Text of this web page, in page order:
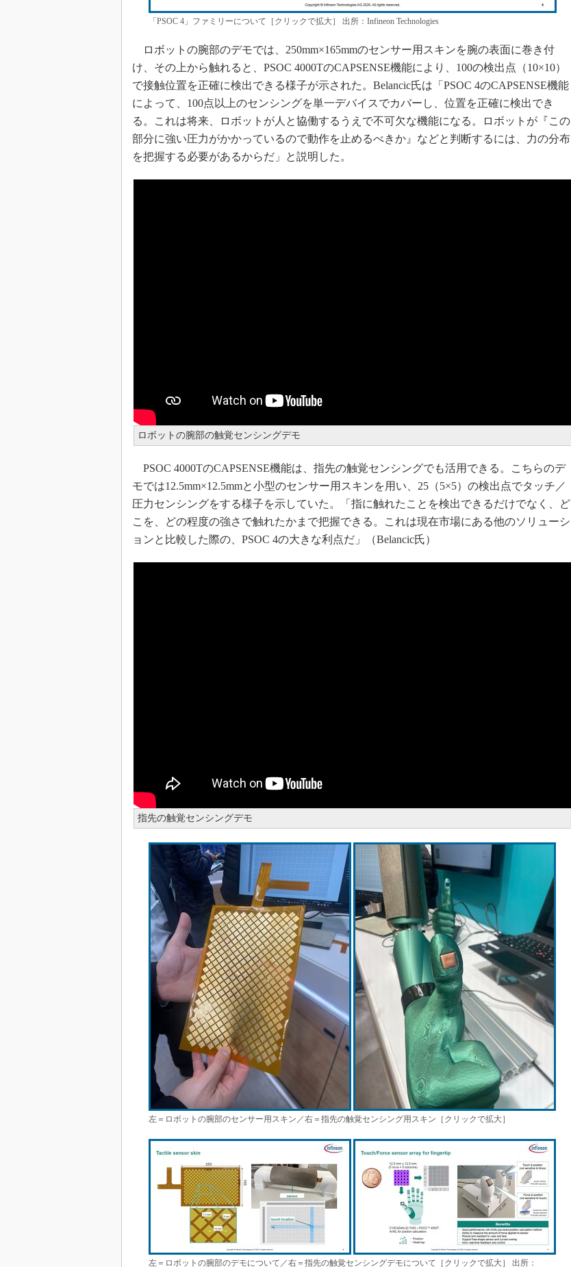
「PSOC 4」ファミリーについて［クリックで拡大］ 出所：Infineon Technologies
ロボットの腕部のデモでは、250mm×165mmのセンサー用スキンを腕の表面に巻き付
け、その上から触れると、PSOC 4000TのCAPSENSE機能により、100の検出点（10×10）
で接触位置を正確に検出できる様子が示された。Belancic氏は「PSOC 4のCAPSENSE機能
によって、100点以上のセンシングを単一デバイスでカバーし、位置を正確に検出でき
る。これは将来、ロボットが人と協働するうえで不可欠な機能になる。ロボットが『この
部分に強い圧力がかかっているので動作を止めるべきか』などと判断するには、力の分布
を把握する必要があるからだ」と説明した。
ロボットの腕部の触覚センシングデモ
PSOC 4000TのCAPSENSE機能は、指先の触覚センシングでも活用できる。こちらのデ
モでは12.5mm×12.5mmと小型のセンサー用スキンを用い、25（5×5）の検出点でタッチ／
圧力センシングをする様子を示していた。「指に触れたことを検出できるだけでなく、ど
こを、どの程度の強さで触れたかまで把握できる。これは現在市場にある他のソリューシ
ョンと比較した際の、PSOC 4の大きな利点だ」（Belancic氏）
指先の触覚センシングデモ
左＝ロボットの腕部のセンサー用スキン／右＝指先の触覚センシング用スキン［クリックで拡大］
左＝ロボットの腕部のデモについて／右＝指先の触覚センシングデモについて［クリックで拡大］ 出所：